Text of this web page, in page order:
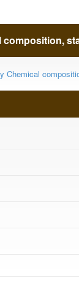
composition,
Chemical